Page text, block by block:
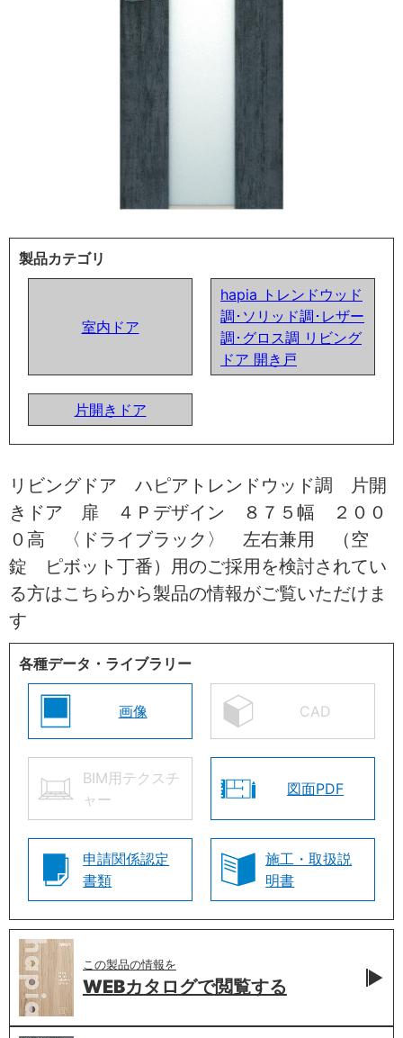
製品カテゴリ
室内ドア
hapia トレンドウッド
調･ソリッド調･レザー
調･グロス調 リビング
ドア 開き戸
片開きドア
リビングドア ハピアトレンドウッド調 片開
きドア 扉 ４Ｐデザイン ８７５幅 ２００
０高 〈ドライブラック〉 左右兼用 （空
錠 ピボット丁番）用のご採用を検討されてい
る方はこちらから製品の情報がご覧いただけま
す
各種データ・ライブラリー
画像 CAD
BIM用テクスチ
ャー
図面PDF
申請関係認定
書類
施工・取扱説
明書
この製品の情報を
WEBカタログで閲覧する